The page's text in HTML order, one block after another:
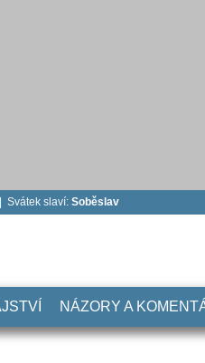
Svátek slaví: Soběslav
NÁZORY A